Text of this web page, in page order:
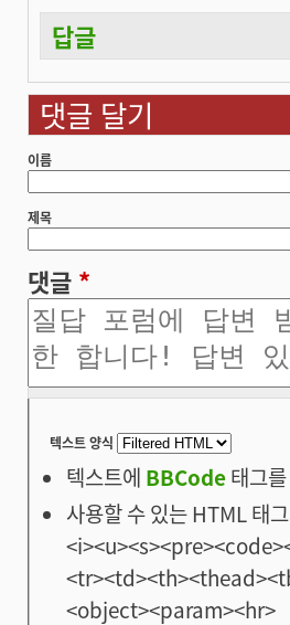
답글
댓글 달기
이름
제목
댓글 *
텍스트 양식
텍스트에 BBCode태그
사용할 수 있는 HTML
<object><param><hr>